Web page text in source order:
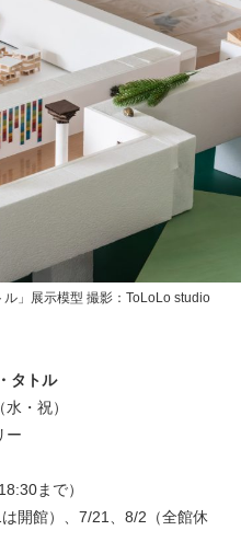
ル」展示模型 撮影：ToLoLo studio
タトル
・祝）
ー
まで）
開館）、7/21、8/2（全館休